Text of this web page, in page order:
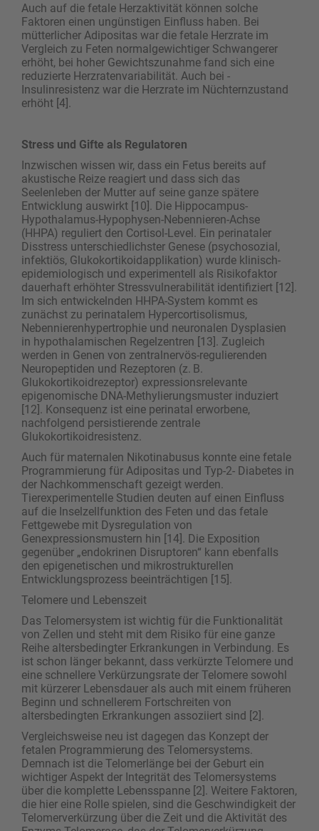
Auch auf die fetale Herzaktivität können solche
Faktoren einen ungünstigen Einfluss haben. Bei
mütterlicher Adipositas war die fetale Herzrate im
Vergleich zu Feten normalgewichtiger Schwangerer
erhöht, bei hoher Gewichtszunahme fand sich eine
reduzierte Herzratenvariabilität. Auch bei ­
Insulinresistenz war die Herzrate im Nüchternzustand
erhöht [4].
Stress und Gifte als Regulatoren
Inzwischen wissen wir, dass ein Fetus bereits auf
akustische Reize reagiert und dass sich das
Seelenleben der Mutter auf seine ganze spätere
Entwicklung auswirkt [10]. Die Hippocampus-
Hypothalamus-Hypophysen-Nebennieren-Achse
(HHPA) reguliert den Cortisol-Level. Ein perinataler
Disstress unterschiedlichster Genese (psychosozial,
infektiös, Glukokortikoidapplikation) wurde klinisch-
epidemiologisch und experimentell als Risikofaktor
dauerhaft erhöhter Stressvulnerabilität identifiziert [12].
Im sich entwickelnden HHPA-System kommt es
zunächst zu perinatalem Hypercortisolismus,
Nebennierenhypertrophie und neuronalen Dysplasien
in hypothalamischen Regelzentren [13]. Zugleich
werden in Genen von zentralnervös-regulierenden
Neuropeptiden und Rezeptoren (z. B.
Glukokortikoidrezeptor) expressionsrelevante
epigenomische DNA-Methylierungsmuster induziert
[12]. Konsequenz ist eine perinatal erworbene,
nachfolgend persistierende zentrale
Glukokortikoidresistenz.
Auch für maternalen Nikotinabusus konnte eine fetale
Programmierung für Adipositas und Typ-2- Diabetes in
der Nachkommenschaft gezeigt werden.
Tierexperimentelle Studien deuten auf einen Einfluss
auf die Inselzellfunktion des Feten und das fetale
Fettgewebe mit Dysregulation von
Genexpressionsmustern hin [14]. Die Exposition
gegenüber „endokrinen Disruptoren“ kann ebenfalls
den epigenetischen und mikrostrukturellen
Entwicklungsprozess beeinträchtigen [15].
Telomere und Lebenszeit
Das Telomersystem ist wichtig für die Funktionalität
von Zellen und steht mit dem Risiko für eine ganze
Reihe altersbedingter Erkrankungen in Verbindung. Es
ist schon länger bekannt, dass ­verkürzte Telomere und
eine schnellere Verkürzungsrate der Telomere sowohl
mit kürzerer Lebensdauer als auch mit einem früheren
Beginn und schnellerem Fortschreiten von
altersbedingten Erkrankungen assoziiert sind [2].
Vergleichsweise neu ist dagegen das Konzept der
fetalen Programmierung des Telomersystems.
Demnach ist die Telomerlänge bei der Geburt ein
wichtiger Aspekt der Integrität des Telomersystems
über die komplette Lebensspanne [2]. Weitere Faktoren,
die hier eine Rolle spielen, sind die Geschwindigkeit der
Telomerverkürzung über die Zeit und die Aktivität des